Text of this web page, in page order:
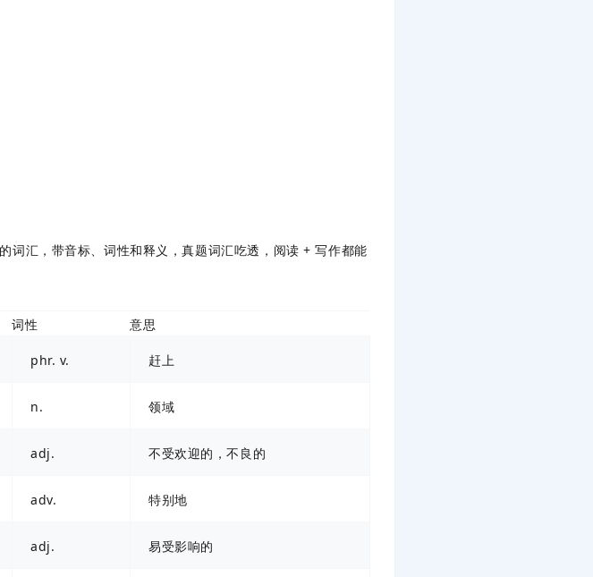
汇，带音标、词性和释义，真题词汇吃透，阅读 + 写作都能
词性 意思
phr. v. 赶上
n. 领域
adj. 不受欢迎的，不良的
adv. 特别地
adj. 易受影响的